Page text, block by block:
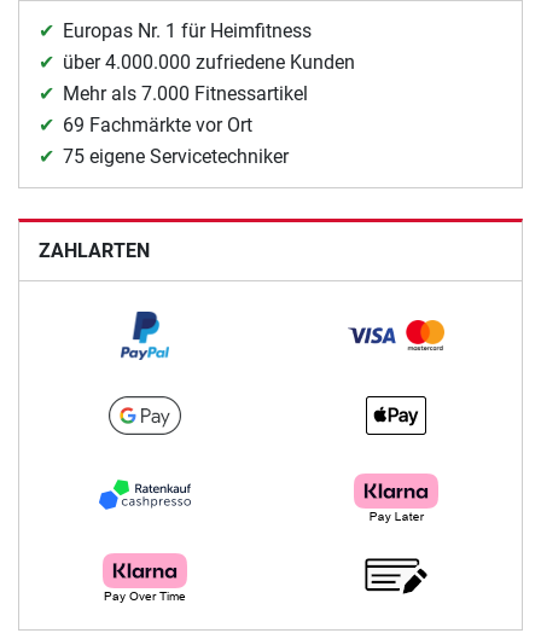
Europas Nr. 1 für Heimfitness
über 4.000.000 zufriedene Kunden
Mehr als 7.000 Fitnessartikel
69 Fachmärkte vor Ort
75 eigene Servicetechniker
ZAHLARTEN